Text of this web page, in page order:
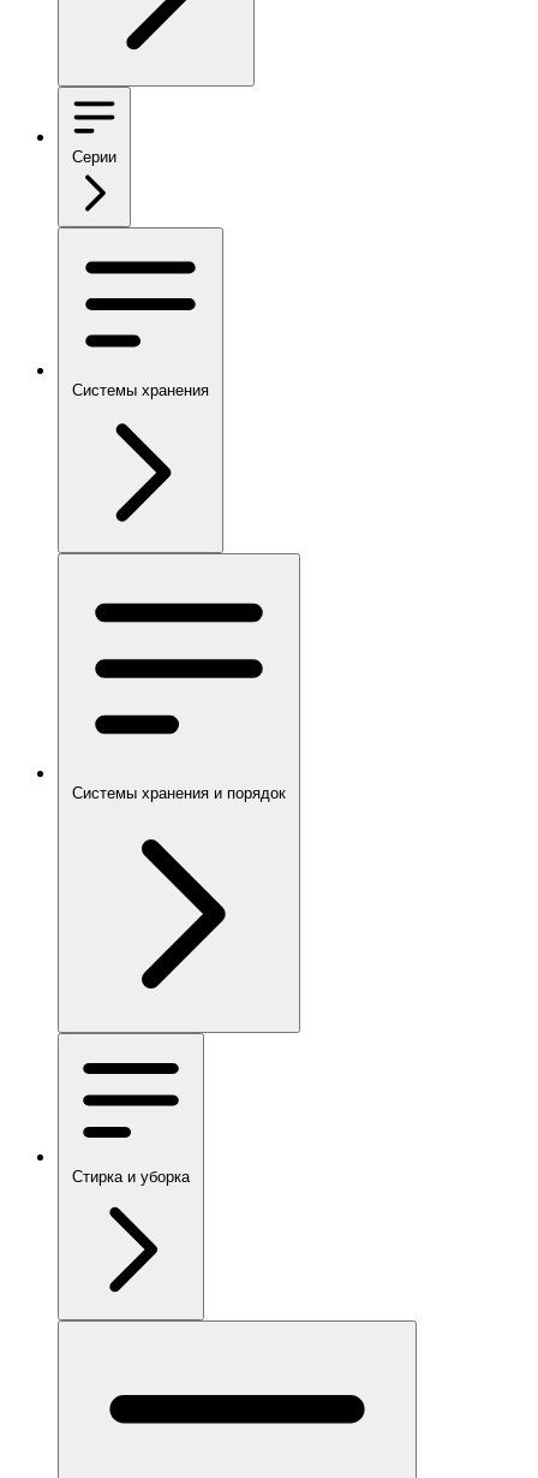
Серии
Системы хранения
Системы хранения и порядок
Стирка и уборка